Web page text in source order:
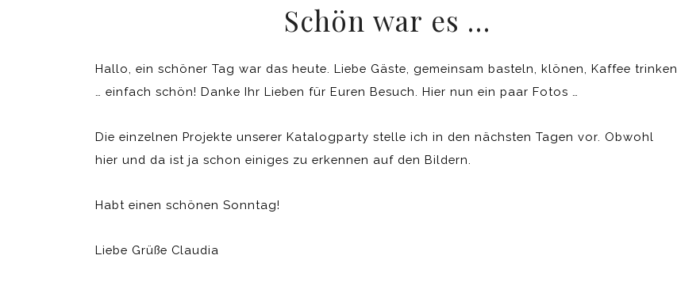
Schön war es …
Hallo, ein schöner Tag war das heute. Liebe Gäste, gemeinsam basteln, klönen, Kaffee trinken
… einfach schön! Danke Ihr Lieben für Euren Besuch. Hier nun ein paar Fotos …
Die einzelnen Projekte unserer Katalogparty stelle ich in den nächsten Tagen vor. Obwohl
hier und da ist ja schon einiges zu erkennen auf den Bildern.
Habt einen schönen Sonntag!
Liebe Grüße Claudia